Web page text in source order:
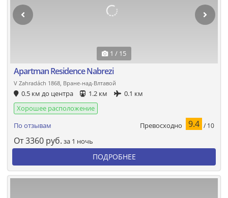
1 / 15
Apartman Residence Nabrezi
V Zahradách 1868, Вране-над-Влтавой
0.5 км до центра 1.2 км
0.1 км
Хорошее расположение
По отзывам
Превосходно 9.4 / 10
От3360 руб. за 1 ночь
ПОДРОБНЕЕ